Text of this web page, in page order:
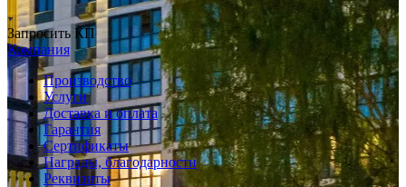
Запросить КП
Компания
Производство
Услуги
Доставка и оплата
Гарантия
Сертификаты
Награды, благодарности
Реквизиты